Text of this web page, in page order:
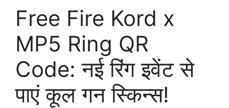
Free Fire Kord x
MP5 Ring QR
Code: नई रिंग इवेंट से
पाएं कूल गन स्किन्स!